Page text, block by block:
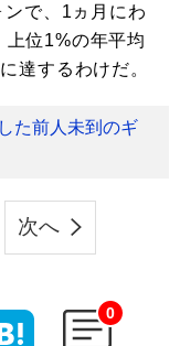
で、1ヵ月にわ
位1%の年平均
達するわけだ。
た前人未到のギ
次へ
0